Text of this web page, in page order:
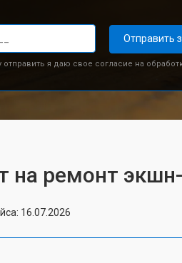
Отправить
отправить я даю свое согласие на
на ремонт
16.07.2026